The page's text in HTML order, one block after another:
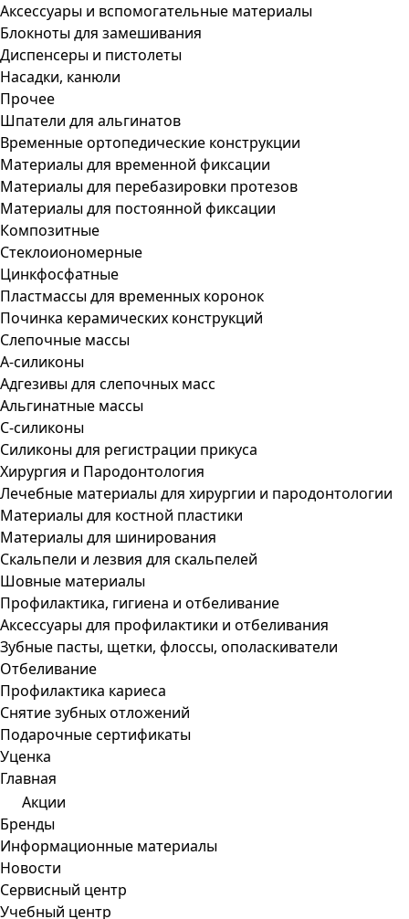
Аксессуары и вспомогательные материалы
Блокноты для замешивания
Диспенсеры и пистолеты
Насадки, канюли
Прочее
Шпатели для альгинатов
Временные ортопедические конструкции
Материалы для временной фиксации
Материалы для перебазировки протезов
Материалы для постоянной фиксации
Композитные
Стеклоиономерные
Цинкфосфатные
Пластмассы для временных коронок
Починка керамических конструкций
Слепочные массы
А-силиконы
Адгезивы для слепочных масс
Альгинатные массы
С-силиконы
Силиконы для регистрации прикуса
Хирургия и Пародонтология
Лечебные материалы для хирургии и пародонтологии
Материалы для костной пластики
Материалы для шинирования
Скальпели и лезвия для скальпелей
Шовные материалы
Профилактика, гигиена и отбеливание
Аксессуары для профилактики и отбеливания
Зубные пасты, щетки, флоссы, ополаскиватели
Отбеливание
Профилактика кариеса
Снятие зубных отложений
Подарочные сертификаты
Уценка
Главная
Акции
Бренды
Информационные материалы
Новости
Сервисный центр
Учебный центр